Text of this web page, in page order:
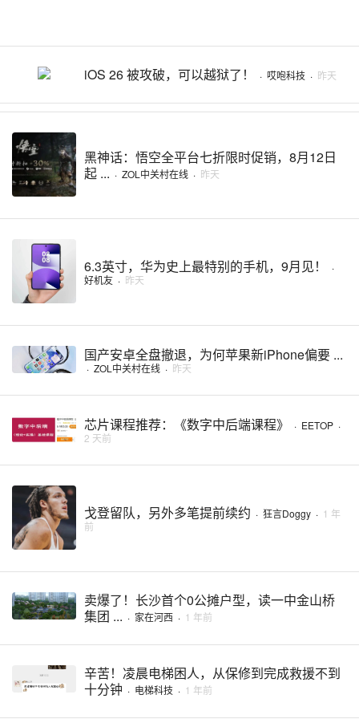
iOS 26 被攻破，可以越狱了！ · 哎咆科技 · 昨天
黑神话：悟空全平台七折限时促销，8月12日
起 ... · ZOL中关村在线 · 昨天
6.3英寸，华为史上最特别的手机，9月见！
·
好机友 · 昨天
国产安卓全盘撤退，为何苹果新iPhone偏要 ...
· ZOL中关村在线 · 昨天
芯片课程推荐：《数字中后端课程》 · EETOP ·
2 天前
戈登留队，另外多笔提前续约 · 狂言Doggy · 1 年
前
卖爆了！长沙首个0公摊户型，读一中金山桥
集团 ... · 家在河西 · 1 年前
辛苦！凌晨电梯困人，从保修到完成救援不到
十分钟 · 电梯科技 · 1 年前